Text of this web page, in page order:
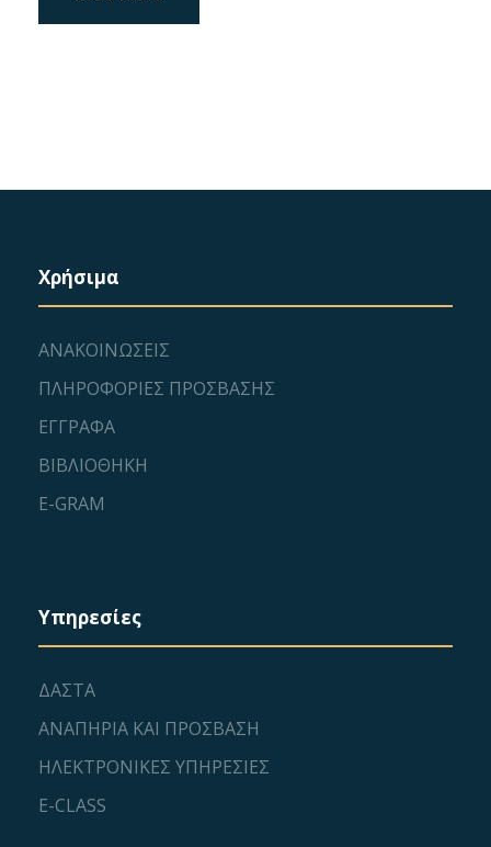
Χρήσιμα
ΑΝΑΚΟΙΝΩΣΕΙΣ
ΠΛΗΡΟΦΟΡΙΕΣ ΠΡΟΣΒΑΣΗΣ
ΕΓΓΡΑΦΑ
ΒΙΒΛΙΟΘΗΚΗ
E-GRAM
Υπηρεσίες
ΔΑΣΤΑ
ΑΝΑΠΗΡΙΑ ΚΑΙ ΠΡΟΣΒΑΣΗ
ΗΛΕΚΤΡΟΝΙΚΕΣ ΥΠΗΡΕΣΙΕΣ
E-CLASS